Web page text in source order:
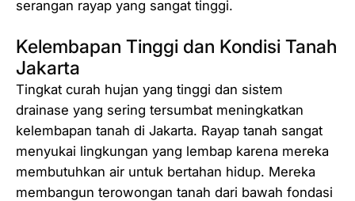
serangan rayap yang sangat tinggi.
Kelembapan Tinggi dan Kondisi Tanah
Jakarta
Tingkat curah hujan yang tinggi dan sistem
drainase yang sering tersumbat meningkatkan
kelembapan tanah di Jakarta. Rayap tanah sangat
menyukai lingkungan yang lembap karena mereka
membutuhkan air untuk bertahan hidup. Mereka
membangun terowongan tanah dari bawah fondasi